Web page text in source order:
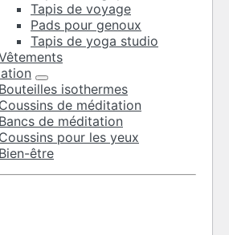
Tapis de voyage
Pads pour genoux
Tapis de yoga studio
Bouteilles isothermes
Coussins de méditation
Bancs de méditation
Coussins pour les yeux
Bien-être